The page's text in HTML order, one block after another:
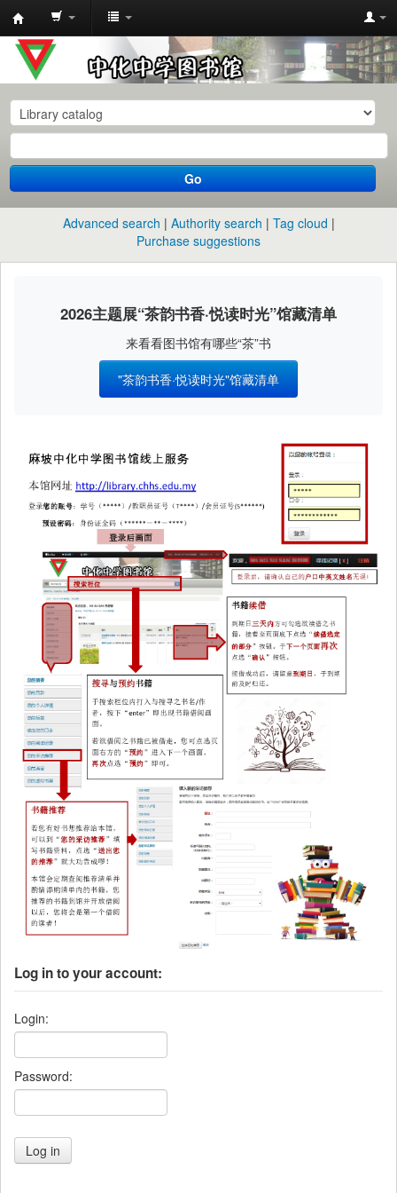
中
化
中
学
图
书
馆
目
Go
Advanced search Authority search
Tag cloud
Purchase suggestions
2026主题展“茶韵书香·悦读时光”馆藏清单
来看看图书馆有哪些“茶”书
"茶韵书香·悦读时光"馆藏清单
Log in to your account:
Login:
Password: